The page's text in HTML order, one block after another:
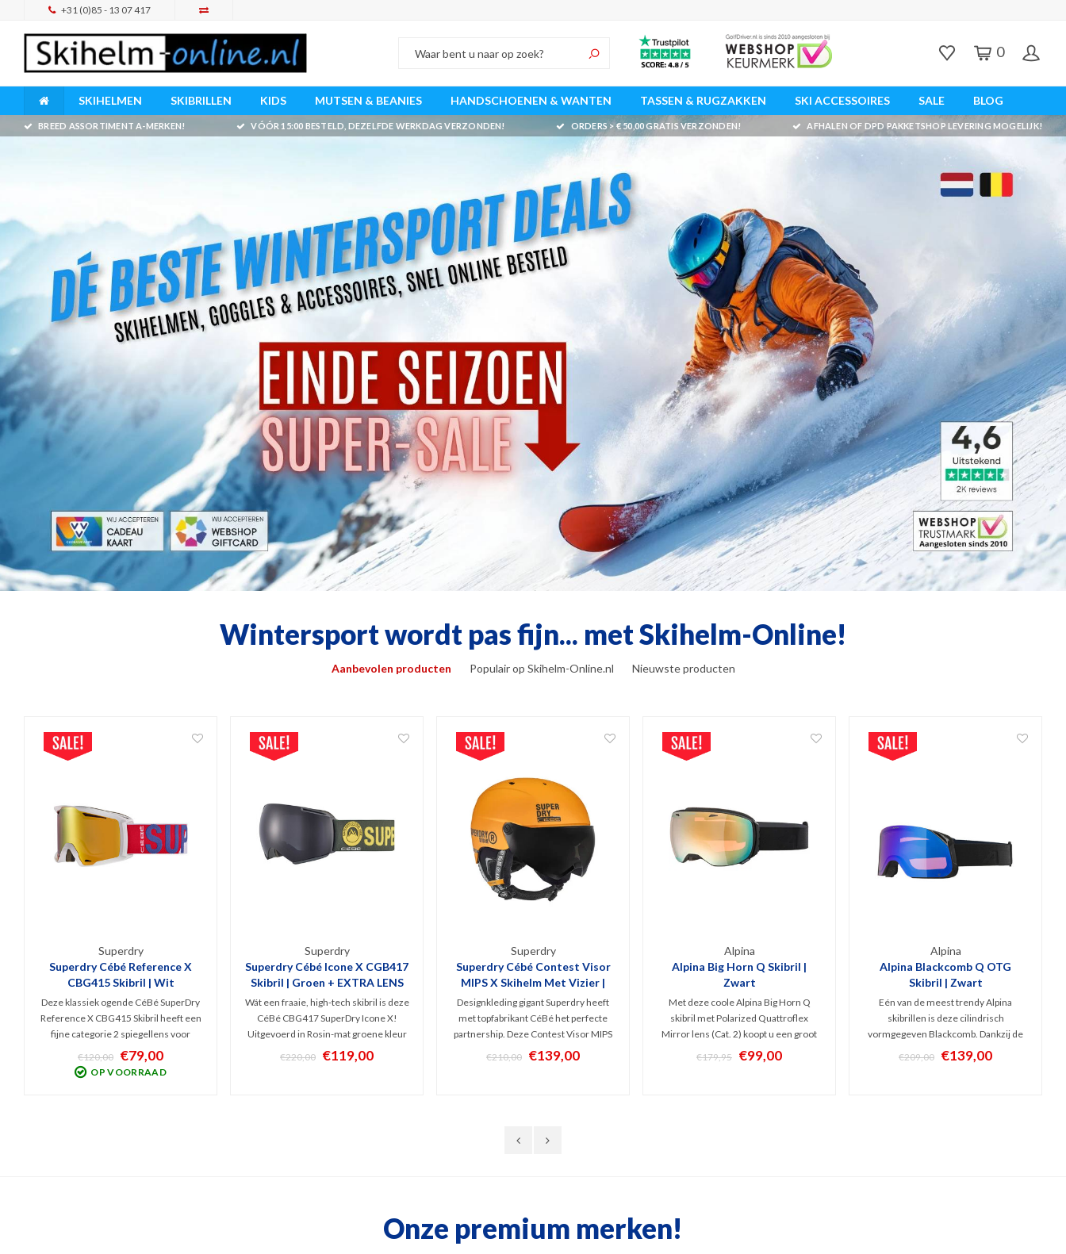
+31 (0)85 - 13 07 417
0
SKIHELMEN SKIBRILLEN KIDS MUTSEN & BEANIES HANDSCHOENEN & WANTEN TASSEN & RUGZAKKEN SKI ACCESSOIRES SALE BLOG
BREED ASSORTIMENT A-MERKEN! VÓÓR 15:00 BESTELD, DEZELFDE WERKDAG VERZONDEN! ORDERS > € 50,00 GRATIS VERZONDEN! AFHALEN OF DPD PAKKETSHOP LEVERING MOGELIJK!
Wintersport wordt pas fijn... met Skihelm-Online!
Aanbevolen producten Populair op Skihelm-Online.nl Nieuwste producten
Superdry
Superdry Cébé Reference X
CBG415 Skibril | Wit
Deze klassiek ogende CéBé SuperDry
Reference X CBG415 Skibril heeft een
fijne categorie 2 spiegellens voor
bewolkt en licht zonnig weer. Witte
large-fit snow goggles met Cilindrische
lensvorm, hoog comfort en Anti-Fog
€120,00 €79,00
OP VOORRAAD
Superdry
Superdry Cébé Icone X CGB417
Skibril | Groen + EXTRA LENS
Wát een fraaie, high-tech skibril is deze
CéBé CBG417 SuperDry Icone X!
Uitgevoerd in Rosin-mat groene kleur
en v.v. slim, magnetisch lenswissel
systeem. Hoog comfort, Anti-Fog
€220,00 €119,00
Superdry
Superdry Cébé Contest Visor
MIPS X Skihelm Met Vizier |
Oranje
Designkleding gigant Superdry heeft
met topfabrikant CéBé het perfecte
partnership. Deze Contest Visor MIPS
X Skihelm met donker vizier en MIPS
techniek brengt binnen de In-Mould
€210,00 €139,00
Alpina
Alpina Big Horn Q Skibril |
Zwart
Met deze coole Alpina Big Horn Q
skibril met Polarized Quattroflex
Mirror lens (Cat. 2) koopt u een groot
model snow goggles met zeer breed
zichtveld. Stijlvol Freeride model met
€179,95 €99,00
Alpina
Alpina Blackcomb Q OTG
Skibril | Zwart
Eén van de meest trendy Alpina
skibrillen is deze cilindrisch
vormgegeven Blackcomb. Dankzij de
blauwe Quattroflex spiegellens (Cat. 2)
zorgen deze goggles voor extra
€209,00 €139,00
Onze premium merken!